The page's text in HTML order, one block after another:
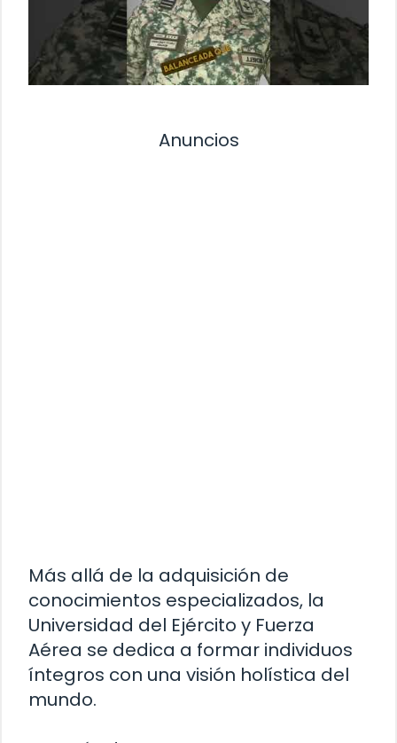
Anuncios
Más allá de la adquisición de
conocimientos especializados, la
Universidad del Ejército y Fuerza
Aérea se dedica a formar individuos
íntegros con una visión holística del
mundo.